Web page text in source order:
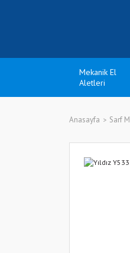
Mekanik El
Aletleri
Anasayfa Sarf